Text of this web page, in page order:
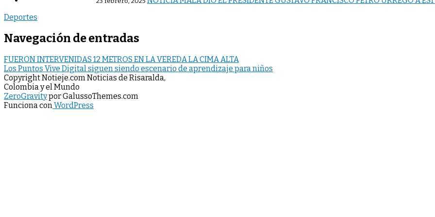
Deportes
Navegación de entradas
FUERON INTERVENIDAS 12 METROS EN LA VEREDA LA CIMA ALTA
Los Puntos Vive Digital siguen siendo escenario de aprendizaje para niños
Copyright Notieje.com Noticias de Risaralda,
Colombia y el Mundo
ZeroGravitypor GalussoThemes.com
Funciona conWordPress